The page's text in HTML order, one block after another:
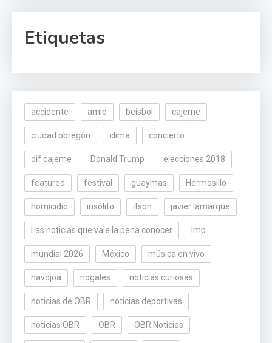
Etiquetas
accidente amlo beisbol cajeme
ciudad obregón clima concierto
dif cajeme Donald Trump elecciones 2018
featured festival guaymas Hermosillo
homicidio insólito itson javier lamarque
Las noticias que vale la pena conocer lmp
mundial 2026 México música en vivo
navojoa nogales noticias curiosas
noticias de OBR noticias deportivas
noticias OBR OBR OBR Noticias